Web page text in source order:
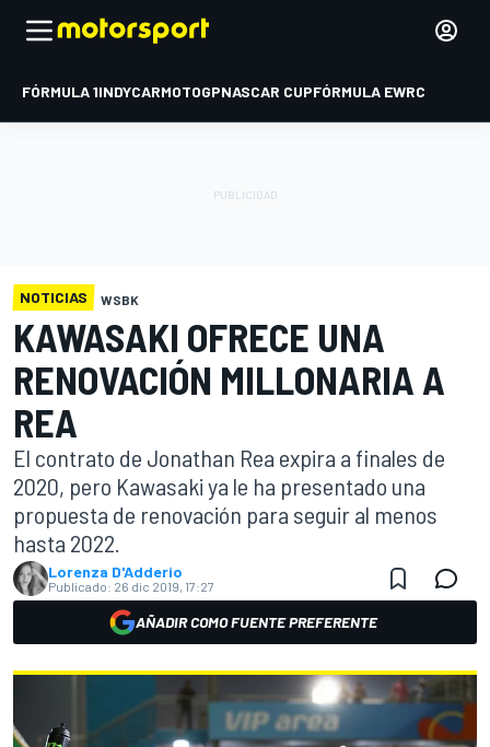
FÓRMULA 1INDYCARMOTOGPNASCAR CUPFÓRMULA EWRC
NOTICIAS WSBK
KAWASAKI OFRECE UNA
RENOVACIÓN MILLONARIA A
REA
El contrato de Jonathan Rea expira a finales de
2020, pero Kawasaki ya le ha presentado una
propuesta de renovación para seguir al menos
hasta 2022.
Lorenza D'Adderio
Publicado: 26 dic 2019, 17:27
AÑADIR COMO FUENTE PREFERENTE